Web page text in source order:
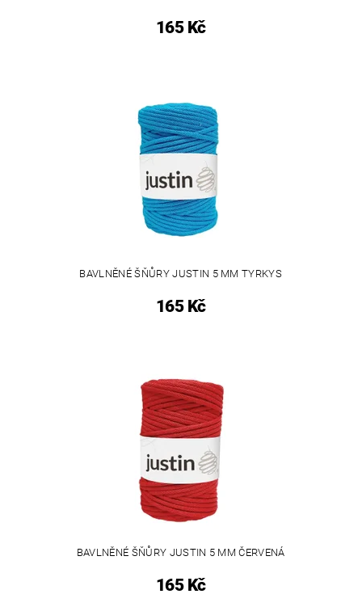
165 Kč
BAVLNĚNÉ ŠŇŮRY JUSTIN 5 MM TYRKYS
165 Kč
BAVLNĚNÉ ŠŇŮRY JUSTIN 5 MM ČERVENÁ
165 Kč